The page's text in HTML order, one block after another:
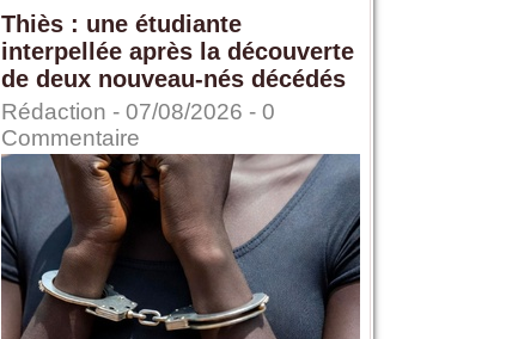
Thiès : une étudiante
interpellée après la découverte
de deux nouveau-nés décédés
Rédaction - 07/08/2026 - 0
Commentaire